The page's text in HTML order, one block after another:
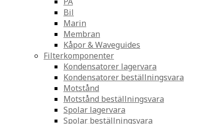
Bil
Marin
Membran
Kåpor & Waveguides
Filterkomponenter
Kondensatorer lagervara
Kondensatorer beställningsvara
Motstånd
Motstånd beställningsvara
Spolar lagervara
Spolar beställningsvara